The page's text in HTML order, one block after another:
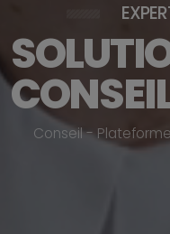
Conseil-Plateforme